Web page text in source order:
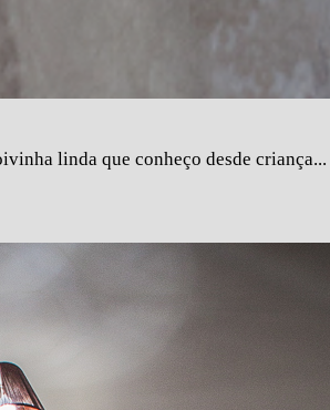
linda que conheço desde criança...